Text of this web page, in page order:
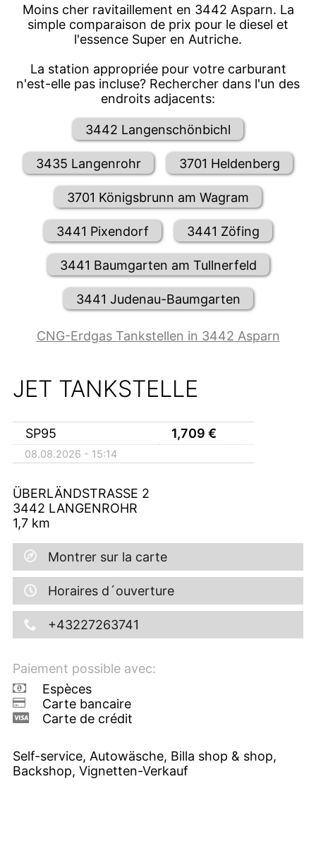
Moins cher ravitaillement en 3442 Asparn. La
simple comparaison de prix pour le diesel et
l'essence Super en Autriche.
La station appropriée pour votre carburant
n'est-elle pas incluse? Rechercher dans l'un des
endroits adjacents:
3442 Langenschönbichl
3435 Langenrohr 3701 Heldenberg
3701 Königsbrunn am Wagram
3441 Pixendorf 3441 Zöfing
3441 Baumgarten am Tullnerfeld
3441 Judenau-Baumgarten
CNG-Erdgas Tankstellen in 3442 Asparn
JET TANKSTELLE
SP95 1,709 €
08.08.2026 - 15:14
ÜBERLÄNDSTRASSE 2
3442 LANGENROHR
1,7 km
Montrer sur la carte
Horaires d´ouverture
+43227263741
Paiement possible avec:
Espèces
Carte bancaire
Carte de crédit
Self-service, Autowäsche, Billa shop & shop,
Backshop, Vignetten-Verkauf